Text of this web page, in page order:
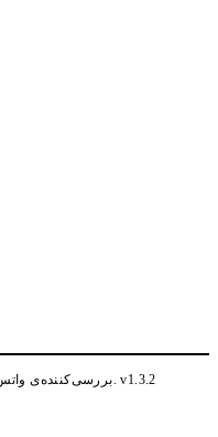
© 2026 بررسی‌کننده‌ی واتس‌اپ موبایل. تمامی حقوق محفوظ است.v1.3.2